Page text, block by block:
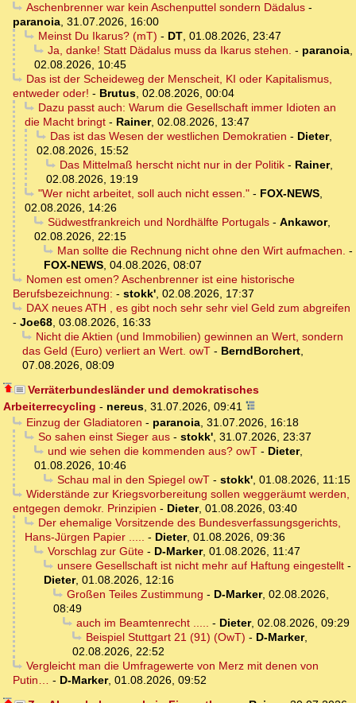
Aschenbrenner war kein Aschenputtel sondern Dädalus-
paranoia, 31.07.2026, 16:00
Meinst Du Ikarus? (mT) - DT, 01.08.2026, 23:47
Ja, danke! Statt Dädalus muss da Ikarus stehen. - paranoia,
02.08.2026, 10:45
Das ist der Scheideweg der Menscheit, KI oder Kapitalismus,
entweder oder! - Brutus, 02.08.2026, 00:04
Dazu passt auch: Warum die Gesellschaft immer Idioten an
die Macht bringt - Rainer, 02.08.2026, 13:47
Das ist das Wesen der westlichen Demokratien - Dieter,
02.08.2026, 15:52
Das Mittelmaß herscht nicht nur in der Politik- Rainer,
02.08.2026, 19:19
"Wer nicht arbeitet, soll auch nicht essen."- FOX-NEWS,
02.08.2026, 14:26
Südwestfrankreich und Nordhälfte Portugals- Ankawor,
02.08.2026, 22:15
Man sollte die Rechnung nicht ohne den Wirt aufmachen. -
FOX-NEWS, 04.08.2026, 08:07
Nomen est omen? Aschenbrenner ist eine historische
Berufsbezeichnung: - stokk', 02.08.2026, 17:37
DAX neues ATH , es gibt noch sehr sehr viel Geld zum abgreifen
- Joe68, 03.08.2026, 16:33
Nicht die Aktien (und Immobilien) gewinnen an Wert, sondern
das Geld (Euro) verliert an Wert. owT - BerndBorchert,
07.08.2026, 08:09
Verräterbundesländer und demokratisches
Arbeiterrecycling - nereus, 31.07.2026, 09:41
Einzug der Gladiatoren - paranoia, 31.07.2026, 16:18
So sahen einst Sieger aus- stokk', 31.07.2026, 23:37
und wie sehen die kommenden aus? owT- Dieter,
01.08.2026, 10:46
Schau mal in den Spiegel owT- stokk', 01.08.2026, 11:15
Widerstände zur Kriegsvorbereitung sollen weggeräumt werden,
entgegen demokr. Prinzipien - Dieter, 01.08.2026, 03:40
Der ehemalige Vorsitzende des Bundesverfassungsgerichts,
Hans-Jürgen Papier ..... - Dieter, 01.08.2026, 09:36
Vorschlag zur Güte- D-Marker, 01.08.2026, 11:47
unsere Gesellschaft ist nicht mehr auf Haftung eingestellt-
Dieter, 01.08.2026, 12:16
Großen Teiles Zustimmung - D-Marker, 02.08.2026,
08:49
auch im Beamtenrecht ..... - Dieter, 02.08.2026, 09:29
Beispiel Stuttgart 21 (91) (OwT) - D-Marker,
02.08.2026, 22:52
Vergleicht man die Umfragewerte von Merz mit denen von
Putin… - D-Marker, 01.08.2026, 09:52